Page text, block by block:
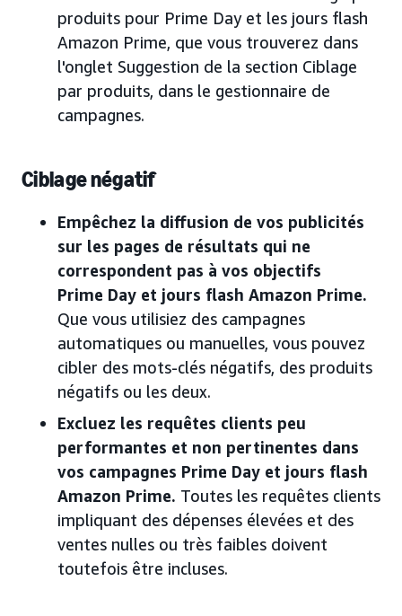
produits pour Prime Day et les jours flash
Amazon Prime, que vous trouverez dans
l'onglet Suggestion de la section Ciblage
par produits, dans le gestionnaire de
campagnes.
Ciblage négatif
Empêchez la diffusion de vos publicités
sur les pages de résultats qui ne
correspondent pas à vos objectifs
Prime Day et jours flash Amazon Prime.
Que vous utilisiez des campagnes
automatiques ou manuelles, vous pouvez
cibler des mots-clés négatifs, des produits
négatifs ou les deux.
Excluez les requêtes clients peu
performantes et non pertinentes dans
vos campagnes Prime Day et jours flash
Amazon Prime. Toutes les requêtes clients
impliquant des dépenses élevées et des
ventes nulles ou très faibles doivent
toutefois être incluses.